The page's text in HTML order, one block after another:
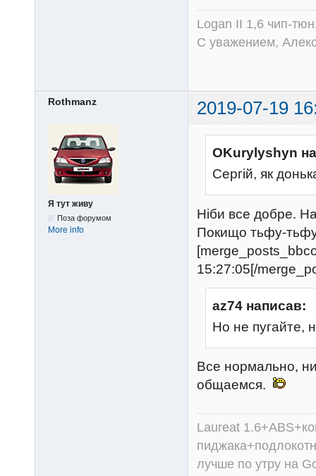
Logan II 1,6 чип-
С уважением,
Rothmanz 2019-07-19
Я тут живу
Поза форумом
More info
OKurylyshyn
Сергій, як
Ніби все добре.
Покищо тьфу-
15:27:05[/
az74 написав:
Но не пугайте,
Все нормально,
общаемся.
Laureat
лучше по утру на